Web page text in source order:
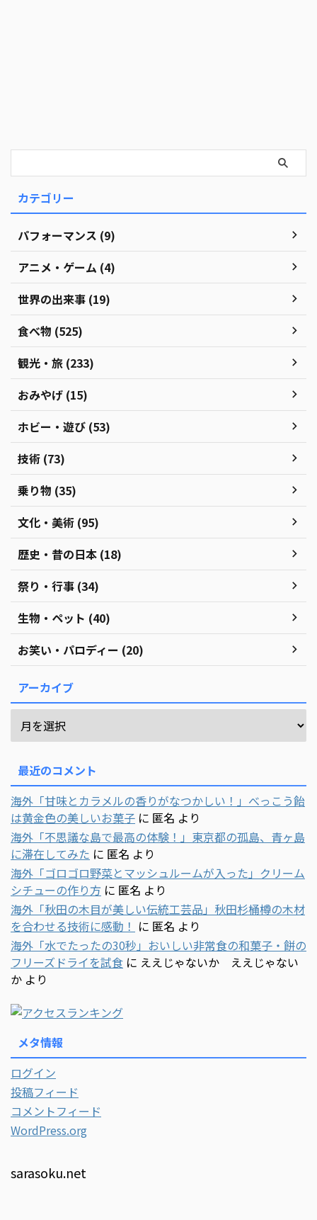
カテゴリー
パフォーマンス (9)
アニメ・ゲーム (4)
世界の出来事 (19)
食べ物 (525)
観光・旅 (233)
おみやげ (15)
ホビー・遊び (53)
技術 (73)
乗り物 (35)
文化・美術 (95)
歴史・昔の日本 (18)
祭り・行事 (34)
生物・ペット (40)
お笑い・パロディー (20)
アーカイブ
最近のコメント
海外「甘味とカラメルの香りがなつかしい！」べっこう飴
は黄金色の美しいお菓子 に 匿名 より
海外「不思議な島で最高の体験！」東京都の孤島、青ヶ島
に滞在してみた に 匿名 より
海外「ゴロゴロ野菜とマッシュルームが入った」クリーム
シチューの作り方 に 匿名 より
海外「秋田の木目が美しい伝統工芸品」秋田杉桶樽の木材
を合わせる技術に感動！ に 匿名 より
海外「水でたったの30秒」おいしい非常食の和菓子・餅の
フリーズドライを試食 に ええじゃないか ええじゃない
か より
メタ情報
ログイン
投稿フィード
コメントフィード
WordPress.org
sarasoku.net